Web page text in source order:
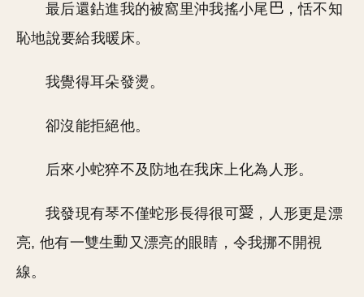
最后還鉆進我的被窩里沖我搖小尾
，恬不知
恥地說要給我暖床。
我覺得耳朵發燙。
卻沒能拒絕他。
后來小蛇猝不及防地在我床上化為人形。
我發現有琴不僅蛇形長得很可
，人形更是漂
亮, 他有一雙生
又漂亮的眼睛，令我挪不開視
線。